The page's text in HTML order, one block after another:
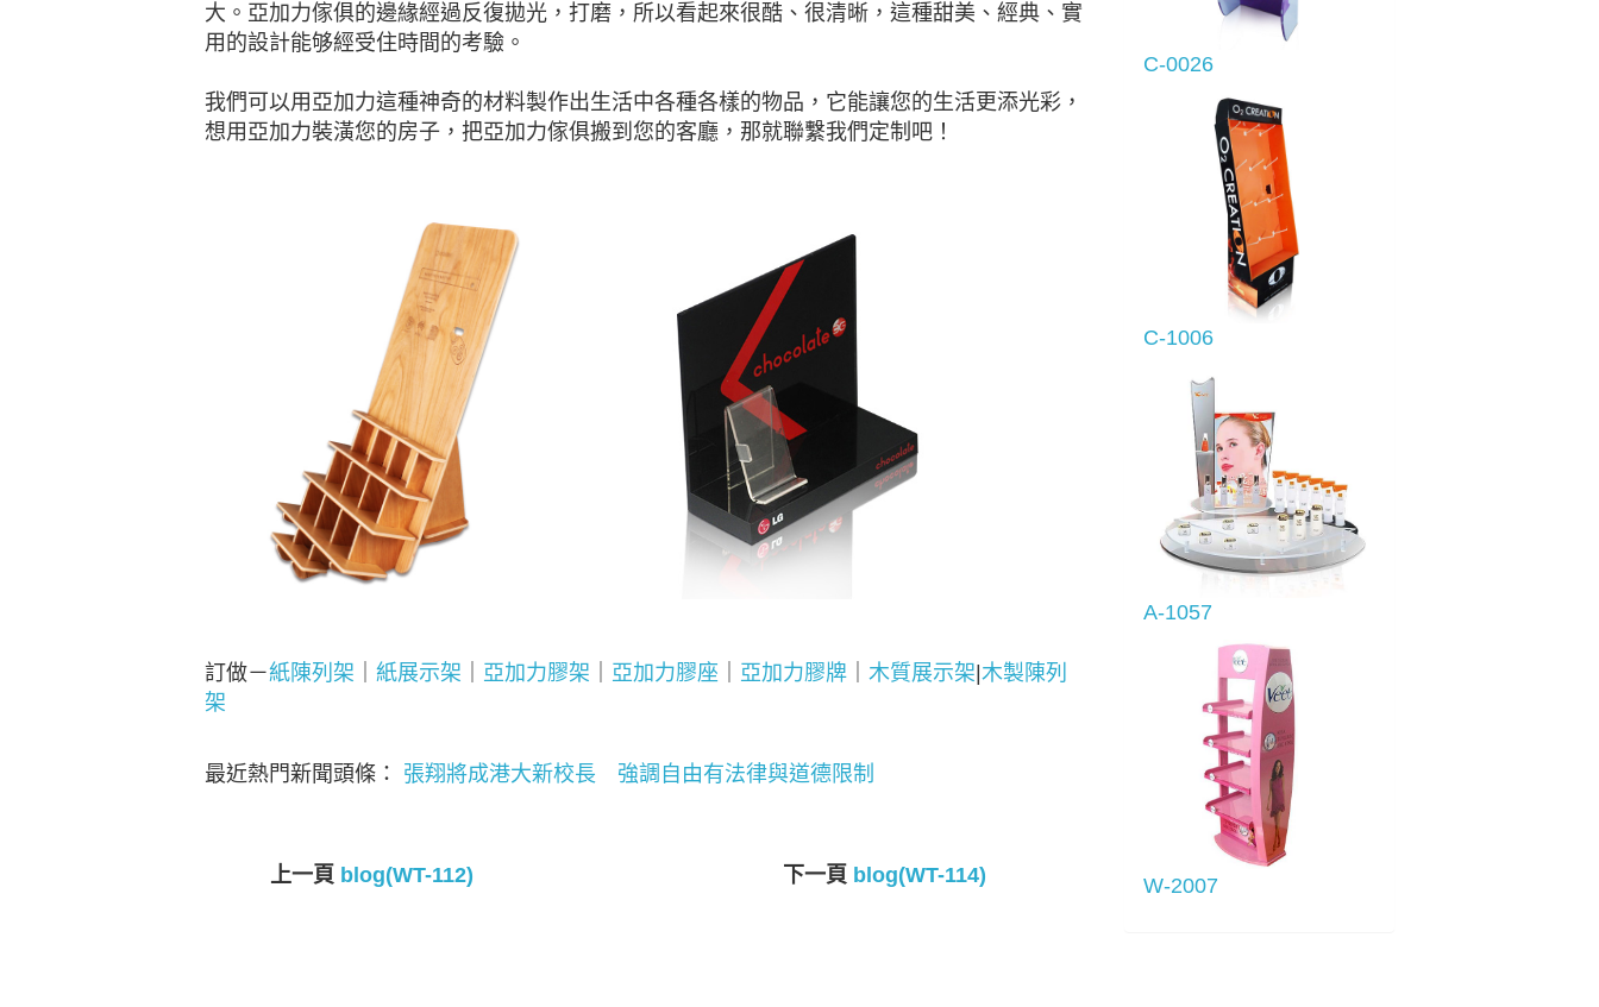
大。亞加力傢俱的邊緣經過反復拋光，打磨，所以看起來很酷、很清晰，這種甜美、經典、實
用的設計能够經受住時間的考驗。
我們可以用亞加力這種神奇的材料製作出生活中各種各樣的物品，它能讓您的生活更添光彩，
想用亞加力裝潢您的房子，把亞加力傢俱搬到您的客廳，那就聯繫我們定制吧！
訂做－紙陳列架 紙展示架 亞加力膠架 亞加力膠座 亞加力膠牌 木質展示架 木製陳列
架
最近熱門新聞頭條： 張翔將成港大新校長 強調自由有法律與道德限制
上一頁 blog(WT-112) 下一頁 blog(WT-114)
C-0026
C-1006
A-1057
W-2007